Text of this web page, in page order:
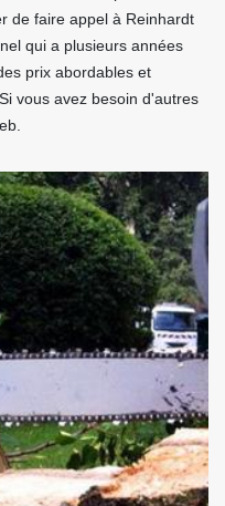
de faire appel à Reinhardt
qui a plusieurs années
prix abordables et
vous avez besoin d'autres